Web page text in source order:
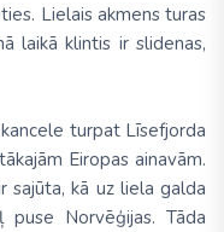
Lielais akmens turas
laikā klintis ir slidenas,
turpat Līsefjorda
Eiropas ainavām.
sajūta, kā uz liela galda
Norvēģijas. Tāda